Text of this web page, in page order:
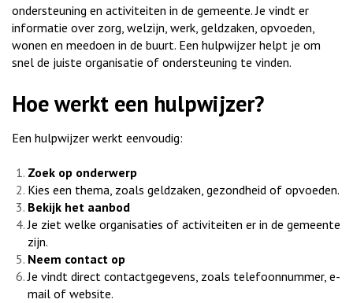
ondersteuning en activiteiten in de gemeente. Je vindt er
informatie over zorg, welzijn, werk, geldzaken, opvoeden,
wonen en meedoen in de buurt. Een hulpwijzer helpt je om
snel de juiste organisatie of ondersteuning te vinden.
Hoe werkt een hulpwijzer?
Een hulpwijzer werkt eenvoudig:
Zoek op onderwerp
Kies een thema, zoals geldzaken, gezondheid of opvoeden.
Bekijk het aanbod
Je ziet welke organisaties of activiteiten er in de gemeente
zijn.
Neem contact op
Je vindt direct contactgegevens, zoals telefoonnummer, e-
mail of website.